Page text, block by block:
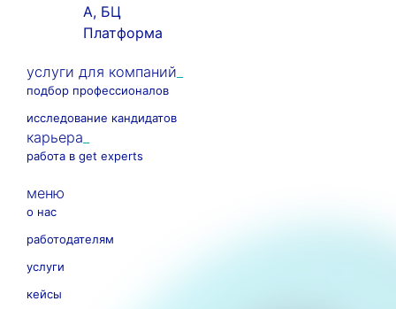
А, БЦ
Платформа
услуги для компаний
подбор профессионалов
исследование кандидатов
карьера
работа в get experts
меню
о нас
работодателям
услуги
кейсы